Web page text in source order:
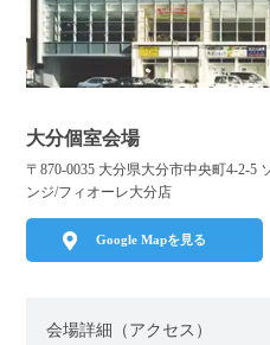
個人情報保護方針launch
子どもの安全基準に関するポリ
公式アカウントで
PR
大分個室会場
〒870-0035 大分県大分市中央町4-2-
ンジ/フィオーレ大分店
Google Mapを見る
会場詳細（アクセス）